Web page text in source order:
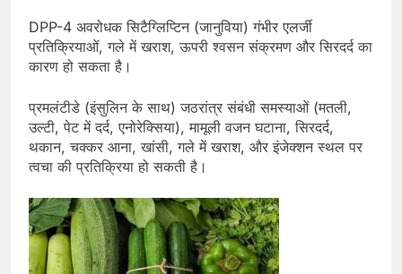
DPP-4 अवरोधक सिटैग्लिप्टिन (जानुविया) गंभीर एलर्जी
प्रतिक्रियाओं, गले में खराश, ऊपरी श्वसन संक्रमण और सिरदर्द का
कारण हो सकता है।
प्रमलंटीडे (इंसुलिन के साथ) जठरांत्र संबंधी समस्याओं (मतली,
उल्टी, पेट में दर्द, एनोरेक्सिया), मामूली वजन घटाना, सिरदर्द,
थकान, चक्कर आना, खांसी, गले में खराश, और इंजेक्शन स्थल पर
त्वचा की प्रतिक्रिया हो सकती है।